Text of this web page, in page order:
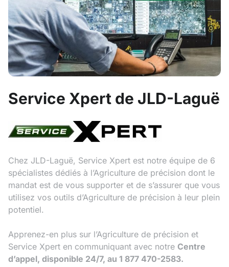
Service Xpert de JLD-Laguë
Chez JLD-Laguë, Service Xpert est notre équipe de 6
spécialistes dédiés à l’Agriculture de précision dont le
mandat est de vous supporter et de s’assurer que vous
utilisez vos outils d’Agriculture de précision à leur plein
potentiel.
Apprenez-en plus sur l’Agriculture de précision et
Service Xpert en communiquant avec notre Centre
d’appel, disponible 24/7, au 1 877 470-2583.